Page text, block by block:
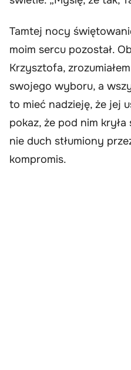
Tamtej nocy
moim sercu pozostał.
Krzysztofa,
swojego wyboru, a
to mieć nadzieję, że jej
pokaz, że pod nim
nie duch stłumiony
kompromis.